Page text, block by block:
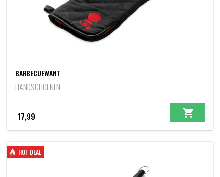
BARBECUEWANT
HANDSCHOENEN
17,99
HOT DEAL